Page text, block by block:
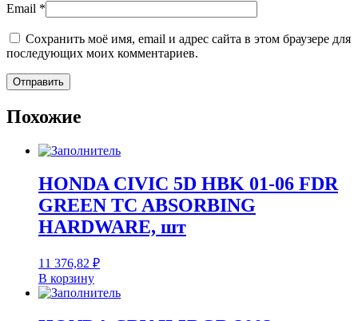
Email *
Сохранить моё имя, email и адрес сайта в этом браузере для
последующих моих комментариев.
Похожие
HONDA CIVIC 5D HBK 01-06 FDR
GREEN TC ABSORBING
HARDWARE, шт
11 376,82 ₽
В корзину